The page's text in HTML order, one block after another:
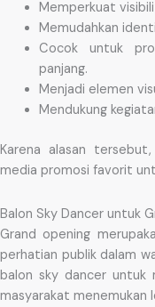
Memperkuat
Memudahkan
Cocok untuk
panjang.
Menjadi elemen
Mendukung
Karena alasan
media promosi favorit
Balon Sky Dancer untuk
Grand opening
perhatian publik dalam
balon sky dancer untuk
masyarakat menemukan